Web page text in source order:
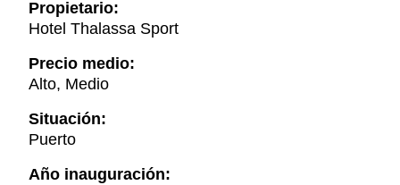
Propietario:
Hotel Thalassa Sport
Precio medio:
Alto, Medio
Situación:
Puerto
Año inauguración: